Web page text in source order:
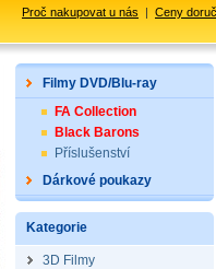
Proč nakupovat u nás | Ceny
Filmy DVD/Blu-ray
FA Collection
Black Barons
Příslušenství
Dárkové poukazy
Kategorie
3D Filmy